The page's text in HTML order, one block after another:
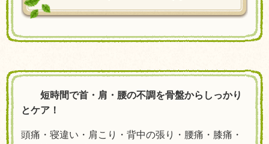
短時間で首・肩・腰の不調を骨盤からしっかり
とケア！
頭痛・寝違い・肩こり・背中の張り・腰痛・膝痛・